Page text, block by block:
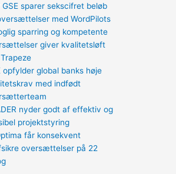
GSE sparer sekscifret beløb
med WordPilots
sparring og kompetente
giver kvalitetsløft
opfylder global banks høje
med indfødt
nyder godt af effektiv og
projektstyring
får konsekvent
oversættelser på 22